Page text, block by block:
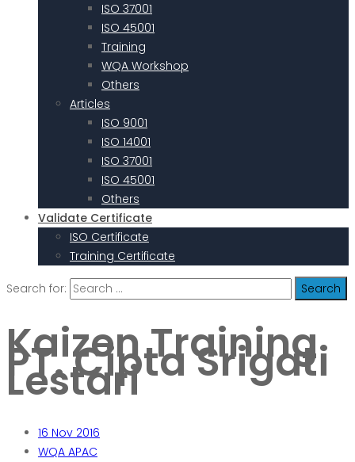
ISO 37001
ISO 45001
Training
WQA Workshop
Others
Articles
ISO 9001
ISO 14001
ISO 37001
ISO 45001
Others
Validate Certificate
ISO Certificate
Training Certificate
Search for:
Kaizen Training
PT. Cipta Srigati
Lestari
16 Nov 2016
WQA APAC